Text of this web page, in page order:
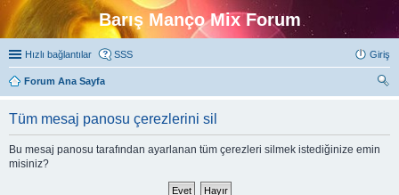
Barış Manço Mix Forum
Hızlı bağlantılar SSS Giriş
Forum Ana Sayfa
Tüm mesaj panosu çerezlerini sil
Bu mesaj panosu tarafından ayarlanan tüm çerezleri silmek istediğinize emin
misiniz?